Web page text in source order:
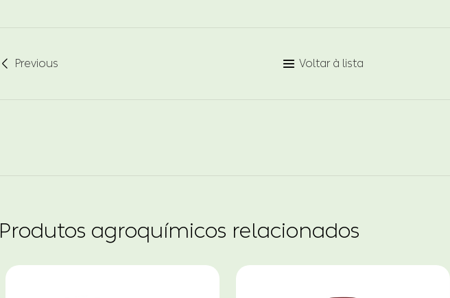
 Previous  Voltar à lista
Produtos agroquímicos relacionados